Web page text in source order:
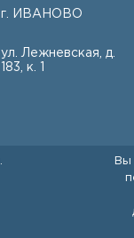
г. ИВАНОВО
ул. Лежневская, д.
183, к. 1
Вы